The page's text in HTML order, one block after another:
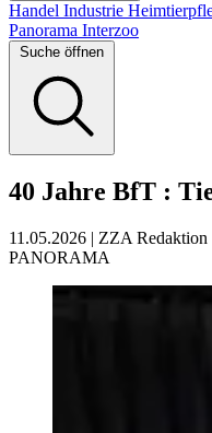
Handel Industrie
Panorama Interzoo
Suche öffnen
40 Jahre BfT :
11.05.2026 | ZZA Redaktion
PANORAMA